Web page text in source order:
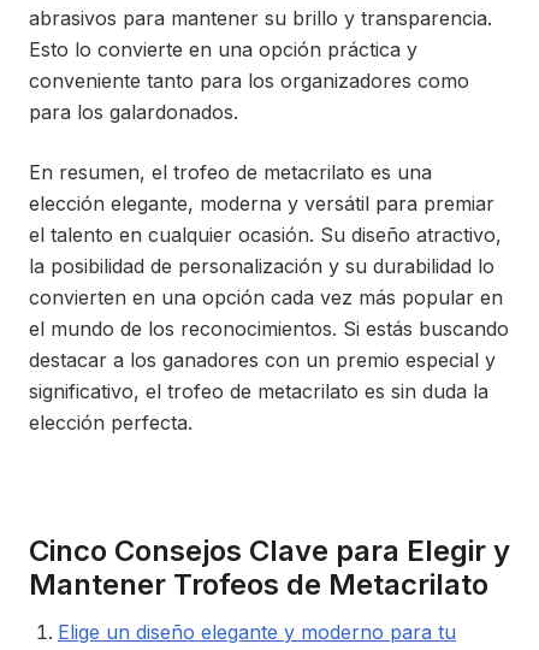
abrasivos para mantener su brillo y transparencia.
Esto lo convierte en una opción práctica y
conveniente tanto para los organizadores como
para los galardonados.
En resumen, el trofeo de metacrilato es una
elección elegante, moderna y versátil para premiar
el talento en cualquier ocasión. Su diseño atractivo,
la posibilidad de personalización y su durabilidad lo
convierten en una opción cada vez más popular en
el mundo de los reconocimientos. Si estás buscando
destacar a los ganadores con un premio especial y
significativo, el trofeo de metacrilato es sin duda la
elección perfecta.
Cinco Consejos Clave para Elegir y
Mantener Trofeos de Metacrilato
Elige un diseño elegante y moderno para tu